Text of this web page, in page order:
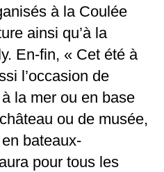
à la Coulée
ainsi qu’à la
En-fin, « Cet été à
l’occasion de
la mer ou en base
ou de musée,
bateaux-
pour tous les